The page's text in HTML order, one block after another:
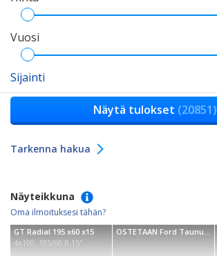
Vuosi
Sijainti
Näytä tulokset (20851)
Tarkenna hakua
Näyteikkuna
Oma ilmoituksesi tähän?
GT Radial 195 x60 x15
4x100, 195/60 R 15"